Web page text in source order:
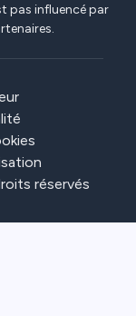
pas influencé par
réservés